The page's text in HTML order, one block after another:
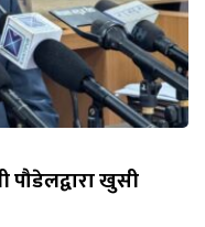
पौडेलद्वारा खुसी